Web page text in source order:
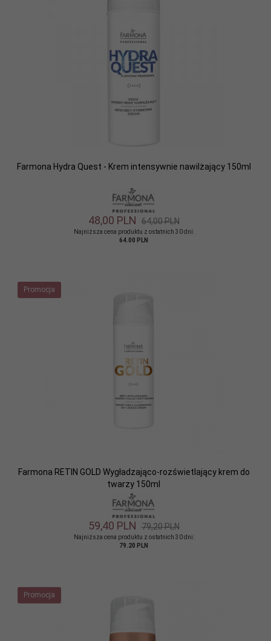
Farmona Hydra Quest - Krem intensywnie nawilżający 150ml
48,00 PLN 64,00 PLN
Najniższa cena produktu z ostatnich 30 dni:
64.00 PLN
Promocja
Farmona RETIN GOLD Wygładzająco-rozświetlający krem do
twarzy 150ml
59,40 PLN 79,20 PLN
Najniższa cena produktu z ostatnich 30 dni:
79.20 PLN
Promocja